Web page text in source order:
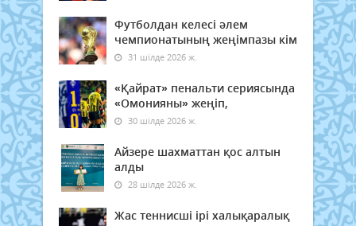
Футболдан келесі әлем
чемпионатының жеңімпазы кім
31 шілде 2026 ж.
«Қайрат» пенальти сериясында
«Омонияны» жеңіп,
30 шілде 2026 ж.
Айзере шахматтан қос алтын
алды
28 шілде 2026 ж.
Жас теннисші ірі халықаралық